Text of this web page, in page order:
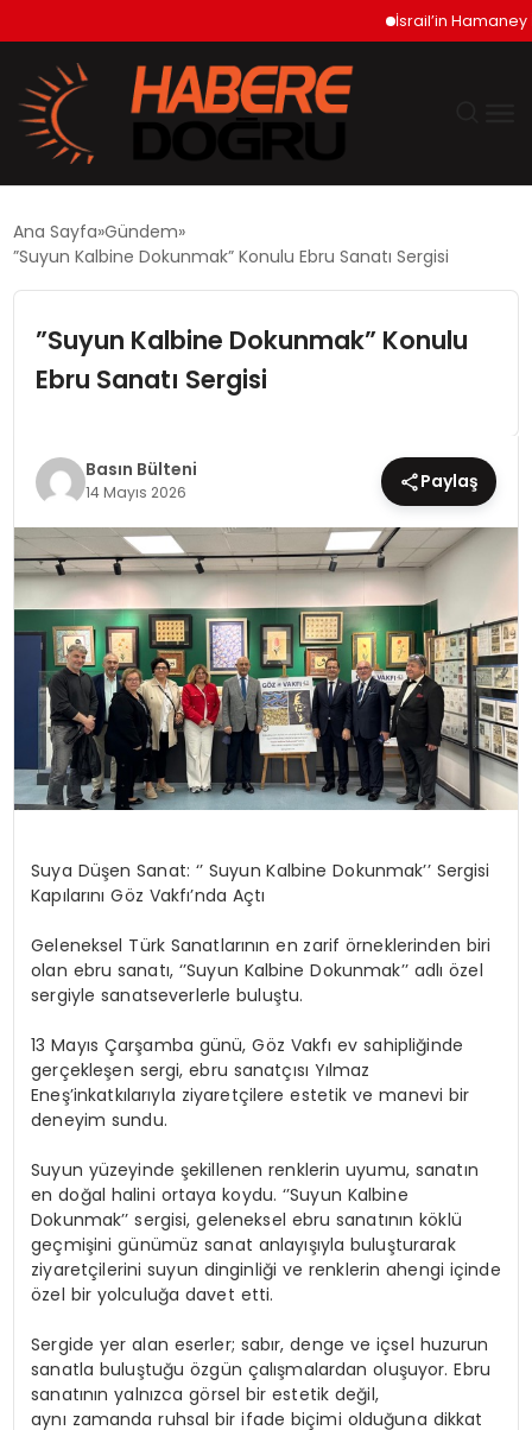
İsrail’in Hamaney
SİYASET
TEKNOLOJİ
SPOR
EĞİTİM
MAGAZİN
SAĞLIK
YAŞAM
Ana Sayfa Gündem
”Suyun Kalbine Dokunmak” Konulu Ebru Sanatı Sergisi
”Suyun Kalbine Dokunmak” Konulu
Ebru Sanatı Sergisi
Basın Bülteni
14 Mayıs 2026 Paylaş
Suya Düşen Sanat: ‘’ Suyun Kalbine Dokunmak’’ Sergisi
Kapılarını Göz Vakfı’nda Açtı
Geleneksel Türk Sanatlarının en zarif örneklerinden biri
olan ebru sanatı, ‘’Suyun Kalbine Dokunmak’’ adlı özel
sergiyle sanatseverlerle buluştu.
13 Mayıs Çarşamba günü, Göz Vakfı ev sahipliğinde
gerçekleşen sergi, ebru sanatçısı Yılmaz
Eneş’inkatkılarıyla ziyaretçilere estetik ve manevi bir
deneyim sundu.
Suyun yüzeyinde şekillenen renklerin uyumu, sanatın
en doğal halini ortaya koydu. ‘’Suyun Kalbine
Dokunmak’’ sergisi, geleneksel ebru sanatının köklü
geçmişini günümüz sanat anlayışıyla buluşturarak
ziyaretçilerini suyun dinginliği ve renklerin ahengi içinde
özel bir yolculuğa davet etti.
Sergide yer alan eserler; sabır, denge ve içsel huzurun
sanatla buluştuğu özgün çalışmalardan oluşuyor. Ebru
sanatının yalnızca görsel bir estetik değil,
aynı zamanda ruhsal bir ifade biçimi olduğuna dikkat